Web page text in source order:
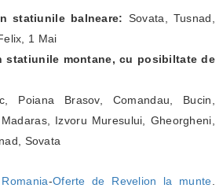
statiunile balneare: Sovata, Tusnad,
1 Mai
statiunile montane, cu posibiltate de
Poiana Brasov, Comandau, Bucin,
Izvoru Muresului, Gheorgheni,
Sovata
-Oferte de Revelion la munte